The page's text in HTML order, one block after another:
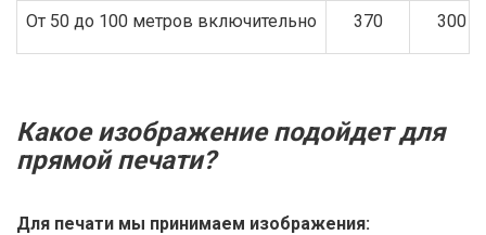
От 50 до 100 метров включительно 370 300
Какое изображение подойдет для
прямой печати?
Для печати мы принимаем изображения: